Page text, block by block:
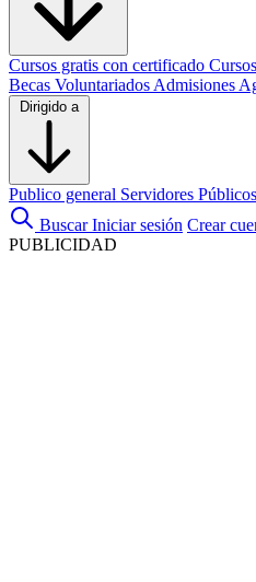
Cursos gratis con certificado
Becas Voluntariados Admisiones
Dirigido a
Publico general Servidores Públicos
Buscar Iniciar sesión Crear
PUBLICIDAD